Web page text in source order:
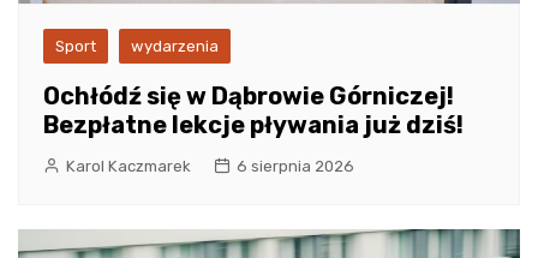
Sport wydarzenia
Ochłódź się w Dąbrowie Górniczej!
Bezpłatne lekcje pływania już dziś!
Karol Kaczmarek 6 sierpnia 2026